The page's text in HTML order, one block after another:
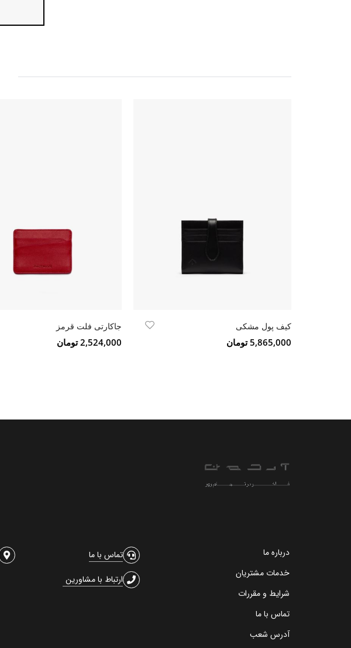
کیف پول مشکی
5,865,000 تومان
جاکارتی فلت قرمز
2,524,000 تومان
درباره ما
خدمات مشتریان
شرایط و مقررات
تماس با ما
آدرس شعب
تماس با ما
ارتباط با مشاورین